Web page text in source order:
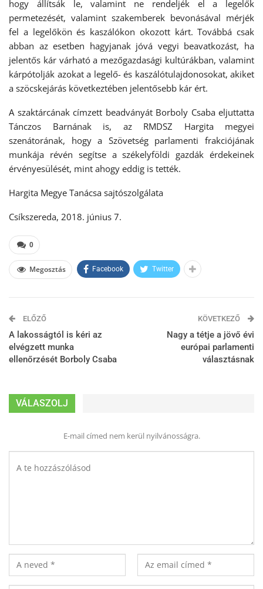
hogy állítsák le, valamint ne rendeljék el a legelők
permetezését, valamint szakemberek bevonásával mérjék
fel a legelőkön és kaszálókon okozott kárt. Továbbá csak
abban az esetben hagyjanak jóvá vegyi beavatkozást, ha
jelentős kár várható a mezőgazdasági kultúrákban, valamint
kárpótolják azokat a legelő- és kaszálótulajdonosokat, akiket
a szöcskejárás következtében jelentősebb kár ért.
A szaktárcának címzett beadványát Borboly Csaba eljuttatta
Tánczos Barnának is, az RMDSZ Hargita megyei
szenátorának, hogy a Szövetség parlamenti frakciójának
munkája révén segítse a székelyföldi gazdák érdekeinek
érvényesülését, mint ahogy eddig is tették.
Hargita Megye Tanácsa sajtószolgálata
Csíkszereda, 2018. június 7.
0
Megosztás Facebook Twitter
ELŐZŐ
A lakosságtól is kéri az
elvégzett munka
ellenőrzését Borboly Csaba
KÖVETKEZŐ
Nagy a tétje a jövő évi
európai parlamenti
választásnak
VÁLASZOLJ
E-mail címed nem kerül nyilvánosságra.